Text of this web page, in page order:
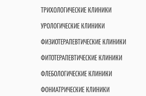
ТРИХОЛОГИЧЕСКИЕ КЛИНИКИ
УРОЛОГИЧЕСКИЕ КЛИНИКИ
ФИЗИОТЕРАПЕВТИЧЕСКИЕ КЛИНИКИ
ФИТОТЕРАПЕВТИЧЕСКИЕ КЛИНИКИ
ФЛЕБОЛОГИЧЕСКИЕ КЛИНИКИ
ФОНИАТРИЧЕСКИЕ КЛИНИКИ